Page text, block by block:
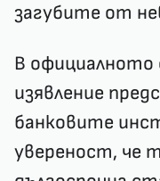
загубите от
В официалното
изявление
банковите
увереност, че